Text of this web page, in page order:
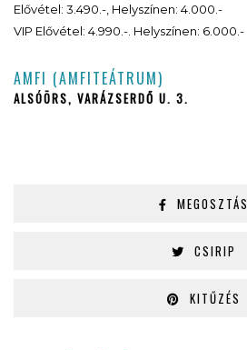
Elővétel: 3.490.-, Helyszínen: 4.000.-
VIP Elővétel: 4.990.-. Helyszínen: 6.000.-
AMFI (AMFITEÁTRUM)
ALSÓÖRS, VARÁZSERDŐ U. 3.
MEGOSZTÁS
CSIRIP
KITŰZÉS